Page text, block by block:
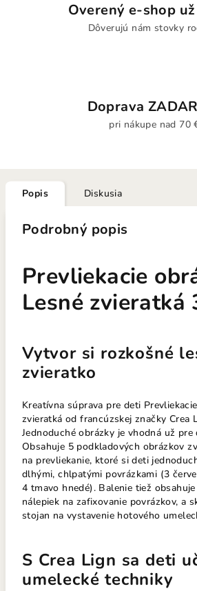
Overený e-shop
Dôverujú nám stovky
Doprava
pri nákupe nad 70
Popis Diskusia
Podrobný popis
Prevliekacie
Lesné zvieratká
Vytvor si rozkošné
zvieratko
Kreatívna súprava pre deti
zvieratká od francúzskej značky Crea
Jednoduché obrázky je vhodná už
Obsahuje 5 podkladových obrázkov
na prevliekanie, ktoré si deti
dlhými, chlpatými povrázkami (3
4 tmavo hnedé). Balenie tiež
nálepiek na zafixovanie povrázkov, a
stojan na vystavenie hotového
S Crea Lign sa deti
umelecké techniky